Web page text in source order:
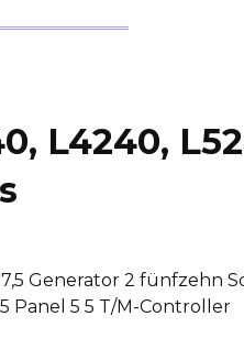
L4240,
7,5 Generator 2 fünfzehn
Panel 5 5 T/M-Controller